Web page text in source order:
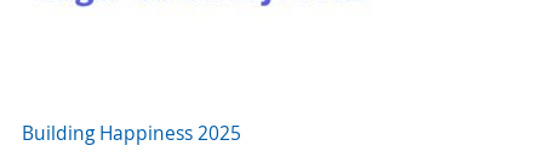
Building Happiness 2025